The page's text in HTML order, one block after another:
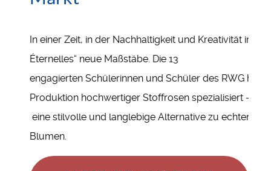
In einer Zeit, in der Nachhaltigkeit und Kreativität
Éternelles“ neue Maßstäbe. Die 13
engagierten Schülerinnen und Schüler des RWG
Produktion hochwertiger Stoffrosen spezialisiert –
eine stilvolle und langlebige Alternative zu echten
Blumen.